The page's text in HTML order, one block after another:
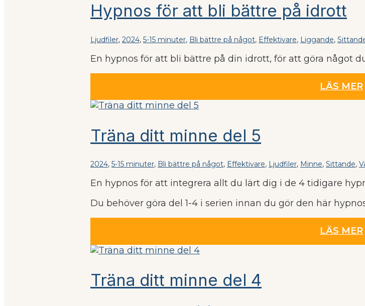
Hypnos för att bli bättre på idrott
Ljudfiler, 2024, 5-15 minuter, Bli bättre på något, Effektivare, Liggande,
En hypnos för att bli bättre på din idrott, för att göra något
LÄS MER
Träna ditt minne del 5
2024, 5-15 minuter, Bli bättre på något, Effektivare, Ljudfiler, Minne, Sittande,
En hypnos för att integrera allt du lärt dig i de 4 tidigare
Du behöver göra del 1-4 i serien innan du gör den här
LÄS MER
Träna ditt minne del 4